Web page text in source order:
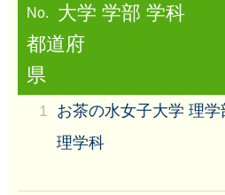
No. 大学 学部 学科
都道府
県
1
お茶の水女子大学 理学
理学科